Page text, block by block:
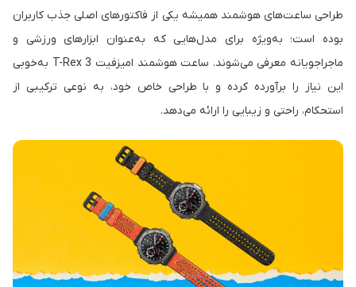
طراحی ساعت‌های هوشمند همیشه یکی از فاکتورهای اصلی جذب کاربران
بوده است؛ به‌ویژه برای مدل‌هایی که به‌عنوان ابزارهای ورزشی و
ماجراجویانه معرفی می‌شوند. ساعت هوشمند امیزفیت T-Rex 3 به‌خوبی
این نیاز را برآورده کرده و با طراحی خاص خود، به نوعی ترکیبی از
استحکام، راحتی و زیبایی را ارائه می‌دهد.